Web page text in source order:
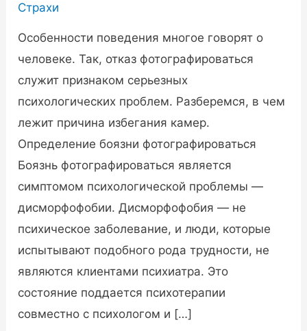
Страхи
Особенности поведения многое говорят о
человеке. Так, отказ фотографироваться
служит признаком серьезных
психологических проблем. Разберемся, в чем
лежит причина избегания камер.
Определение боязни фотографироваться
Боязнь фотографироваться является
симптомом психологической проблемы —
дисморфофобии. Дисморфофобия — не
психическое заболевание, и люди, которые
испытывают подобного рода трудности, не
являются клиентами психиатра. Это
состояние поддается психотерапии
совместно с психологом и […]